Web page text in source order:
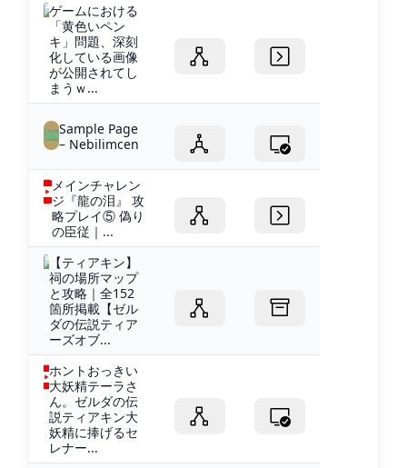
ゲームにおける
「黄色いペン
キ」問題、深刻
化している画像
が公開されてし
まうｗ...
Sample Page
– Nebilimcen
メインチャレン
ジ『龍の泪』 攻
略プレイ⑤ 偽り
の臣従｜...
【ティアキン】
祠の場所マップ
と攻略｜全152
箇所掲載【ゼル
ダの伝説ティア
ーズオブ...
ホントおっきい
大妖精テーラさ
ん。ゼルダの伝
説ティアキン大
妖精に捧げるセ
レナー...